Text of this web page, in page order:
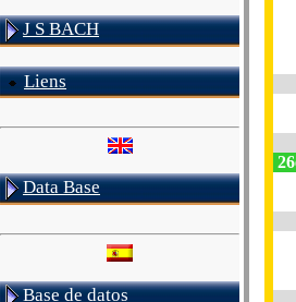
J S BACH
Liens
Data Base
Base de datos